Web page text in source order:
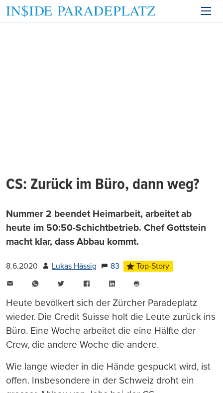
CS: Zurück im Büro, dann weg?
Nummer 2 beendet Heimarbeit, arbeitet ab
heute im 50:50-Schichtbetrieb. Chef Gottstein
macht klar, dass Abbau kommt.
8.6.2020 Lukas Hässig 83
Top-Story
WhatsAppTwitter FacebookLinkedIn
drucken
Heute bevölkert sich der Zürcher Paradeplatz
wieder. Die Credit Suisse holt die Leute zurück ins
Büro. Eine Woche arbeitet die eine Hälfte der
Crew, die andere Woche die andere.
Wie lange wieder in die Hände gespuckt wird, ist
offen. Insbesondere in der Schweiz droht ein